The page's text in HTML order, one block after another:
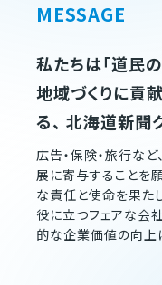
MESSAGE
私たちは「道民
地域づくりに貢
る、 北海道新聞
広告・保険・旅行な
展に寄与することを
な責任と使命を果た
役に立つフェアな会
的な企業価値の向上